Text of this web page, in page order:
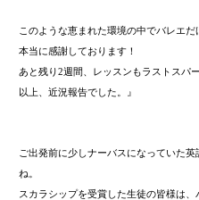
このような恵まれた環境の中でバレエだ
本当に感謝しております！
あと残り2週間、レッスンもラストスパ
以上、近況報告でした。』
ご出発前に少しナーバスになっていた
ね。
スカラシップを受賞した生徒の皆様は